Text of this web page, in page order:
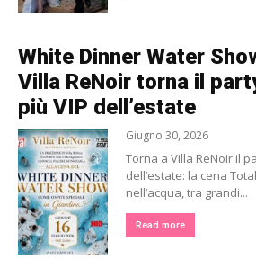
White Dinner Water
Villa ReNoir torna il
più VIP dell’estate
Giugno 30, 2026
Torna a Villa ReNoir il
dell’estate: la cena
nell’acqua, tra grandi...
Read more